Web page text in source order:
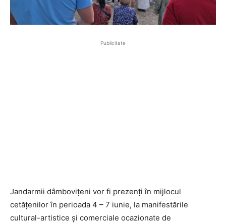
Publicitate
Jandarmii dâmbovițeni vor fi prezenți în mijlocul
cetățenilor în perioada 4 – 7 iunie, la manifestările
cultural-artistice și comerciale ocazionate de